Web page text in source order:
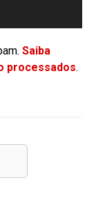
Saiba
processados.